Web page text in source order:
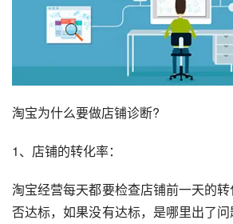
淘宝为什么要做店铺诊断?
1、店铺的转化率：
淘宝经营每天都要检查店铺前一天的
否达标，如果没有达标，是哪里出了